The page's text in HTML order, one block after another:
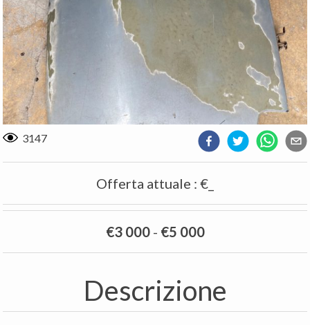
3147
Offerta attuale : €_
€3 000- €5 000
Descrizione